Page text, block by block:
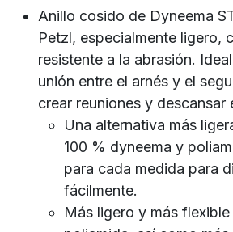
Anillo cosido de Dyneema
Petzl, especialmente ligero,
resistente a la abrasión.
unión entre el arnés y el
crear reuniones y descansar
Una alternativa más
100 % dyneema y
para cada medida para
fácilmente.
Más ligero y más